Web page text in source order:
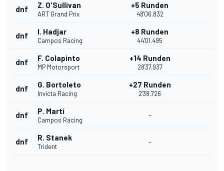
dnf Z. O'Sullivan
ART Grand Prix
+5 Runden
48'06.832
dnf I. Hadjar
Campos Racing
+8 Runden
44'01.495
dnf F. Colapinto
MP Motorsport
+14 Runden
28'37.937
dnf G. Bortoleto
Invicta Racing
+27 Runden
2'38.726
dnf P. Martí
Campos Racing
-
dnf R. Stanek
Trident
-